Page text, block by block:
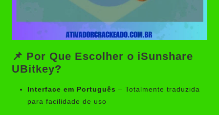
📌 Por Que Escolher o iSunshare
UBitkey?
Interface em Português – Totalmente traduzida
para facilidade de uso